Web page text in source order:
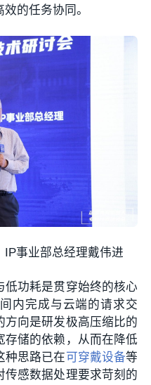
的任务协同。
IP事业部总经理戴伟进
低功耗是贯穿始终的核心
内完成与云端的请求交
方向是研发极高压缩比的
存储的依赖，从而在降低
种思路已在可穿戴设备等
传感数据处理要求苛刻的